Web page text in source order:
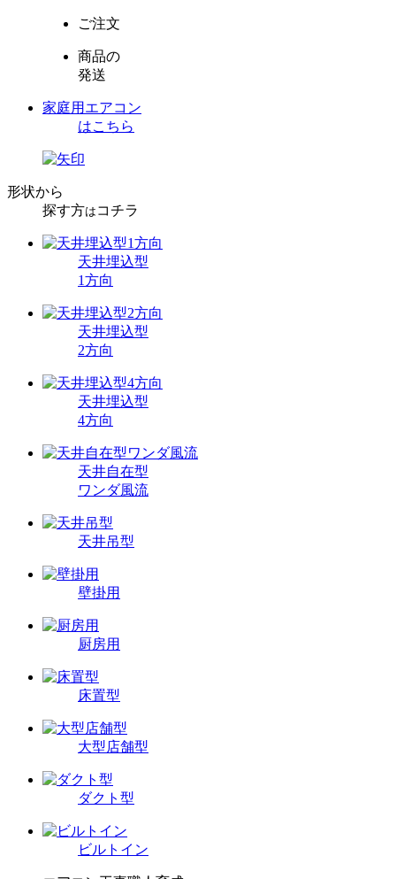
ご注文
商品の
発送
家庭用エアコン
はこちら
形状から
探す方は コチラ
天井埋込型
1方向
天井埋込型
2方向
天井埋込型
4方向
天井自在型
ワンダ風流
天井吊型
壁掛用
厨房用
床置型
大型店舗型
ダクト型
ビルトイン